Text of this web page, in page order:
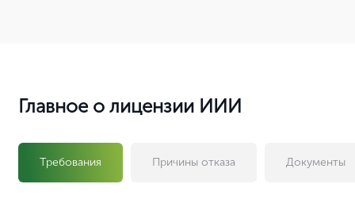
Главное о лицензии ИИИ
Требования Причины отказа Документы